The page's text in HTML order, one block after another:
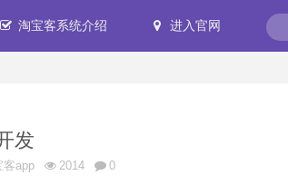
淘宝客系统介绍 进入官网
发
客app 2014 0